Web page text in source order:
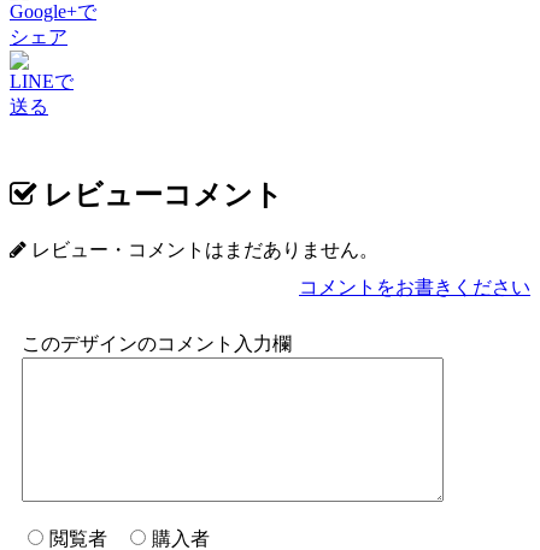
Google+で
シェア
LINEで
送る
レビューコメント
レビュー・コメントはまだありません。
コメントをお書きください
このデザインのコメント入力欄
閲覧者 購入者